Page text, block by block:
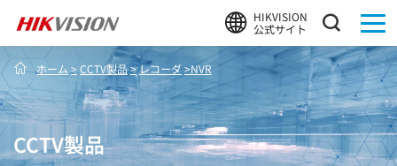
HIKVISION
公式サイト
ホーム >CCTV製品>レコーダ>NVR
CCTV製品